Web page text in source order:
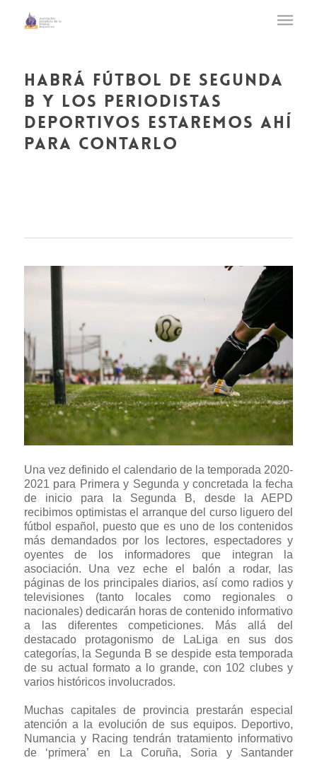
habrá fútbol de segunda
b y los periodistas
deportivos estaremos ahí
para contarlo
Una vez definido el calendario de la temporada 2020-
2021 para Primera y Segunda y concretada la fecha
de inicio para la Segunda B, desde la AEPD
recibimos optimistas el arranque del curso liguero del
fútbol español, puesto que es uno de los contenidos
más demandados por los lectores, espectadores y
oyentes de los informadores que integran la
asociación. Una vez eche el balón a rodar, las
páginas de los principales diarios, así como radios y
televisiones (tanto locales como regionales o
nacionales) dedicarán horas de contenido informativo
a las diferentes competiciones. Más allá del
destacado protagonismo de LaLiga en sus dos
categorías, la Segunda B se despide esta temporada
de su actual formato a lo grande, con 102 clubes y
varios históricos involucrados.
Muchas capitales de provincia prestarán especial
atención a la evolución de sus equipos. Deportivo,
Numancia y Racing tendrán tratamiento informativo
de ‘primera’ en La Coruña, Soria y Santander